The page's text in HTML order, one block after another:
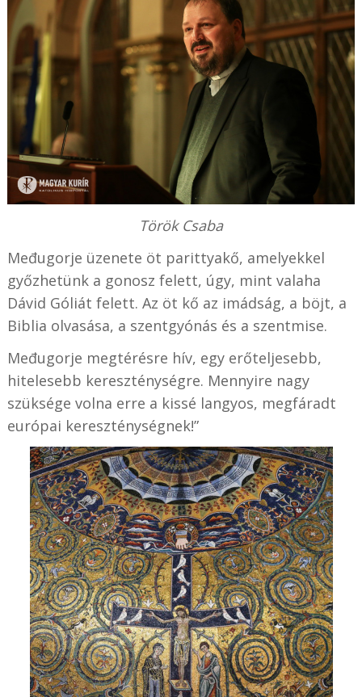
Török Csaba
Međugorje üzenete öt parittyakő, amelyekkel
győzhetünk a gonosz felett, úgy, mint valaha
Dávid Góliát felett. Az öt kő az imádság, a böjt, a
Biblia olvasása, a szentgyónás és a szentmise.
Međugorje megtérésre hív, egy erőteljesebb,
hitelesebb kereszténységre. Mennyire nagy
szüksége volna erre a kissé langyos, megfáradt
európai kereszténységnek!”